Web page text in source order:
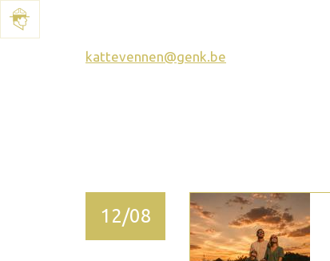
kattevennen@genk.be
12/08